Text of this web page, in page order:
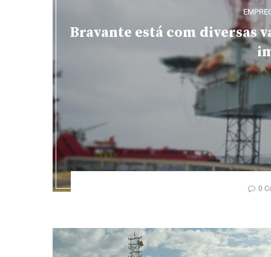
Bravante está com diversas
0